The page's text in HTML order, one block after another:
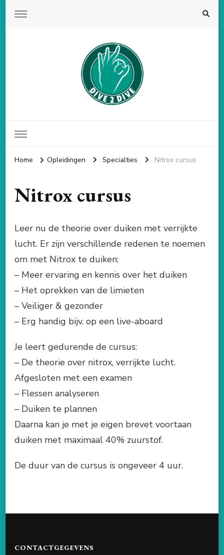
Home Opleidingen Specialties Nitrox cursus
Nitrox cursus
Leer nu de theorie over duiken met verrijkte
lucht. Er zijn verschillende redenen te noemen
om met Nitrox te duiken:
– Meer ervaring en kennis over het duiken
– Het oprekken van de limieten
– Veiliger & gezonder
– Erg handig bijv. op een live-aboard
Je leert gedurende de cursus:
– De theorie over nitrox, verrijkte lucht.
Afgesloten met een examen
– Flessen analyseren
– Duiken te plannen
Daarna kan je met je eigen brevet voortaan
duiken met maximaal 40% zuurstof.
De duur van de cursus is ongeveer 4 uur.
CONTACTGEGEVENS